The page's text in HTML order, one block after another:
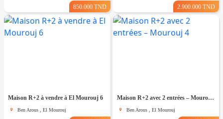
850.000 TND 2.900.000 TND
Maison R+2 à vendre à El Mourouj 6
Ben Arous , El Mourouj
Maison R+2 avec 2 entrées – Mourouj 4
Ben Arous , El Mourouj